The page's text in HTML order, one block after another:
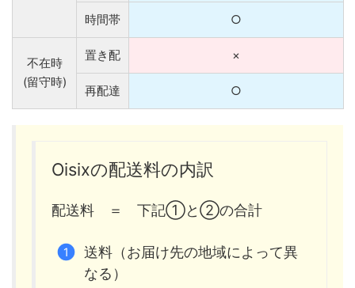
時間帯 ○
不在時
(留守時)
置き配 ×
再配達 ○
Oisixの配送料の内訳
配送料 ＝ 下記①と②の合計
送料（お届け先の地域によって異
なる）